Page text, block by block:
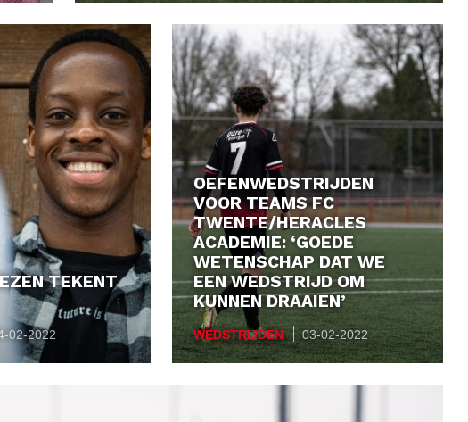
TEKENT
02-2022
OEFENWEDSTRIJDEN
VOOR TEAMS FC
TWENTE/HERACLES
ACADEMIE: ‘GOEDE
WETENSCHAP DAT WE
EEN WEDSTRIJD OM
KUNNEN DRAAIEN’
WEDSTRIJDEN 03-02-2022